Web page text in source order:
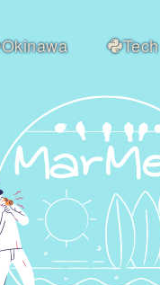
Okinawa Tech